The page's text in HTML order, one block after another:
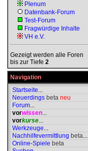
Plenum
Datenbank-Forum
Test-Forum
Fragwürdige Inhalte
VH e.V.
Gezeigt werden alle Foren
bis zur Tiefe 2
Navigation
Startseite...
Neuerdings beta neu
Forum...
vorwissen...
vorkurse...
Werkzeuge...
Nachhilfevermittlung beta...
Online-Spiele beta